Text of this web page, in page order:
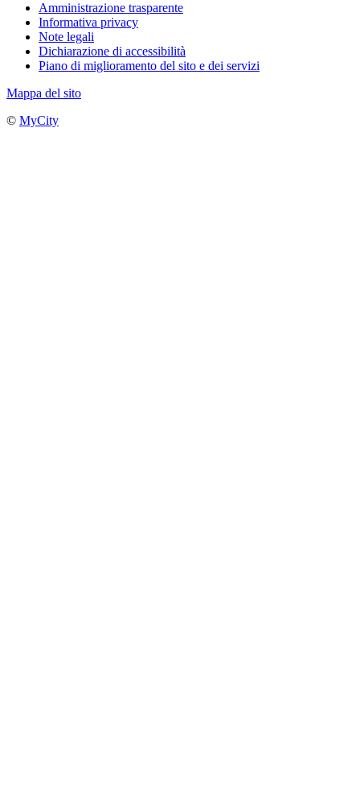
Amministrazione trasparente
Informativa privacy
Note legali
Dichiarazione di accessibilità
Piano di miglioramento del sito e dei servizi
Mappa del sito
© MyCity